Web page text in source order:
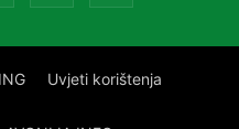
Uvjeti korištenja